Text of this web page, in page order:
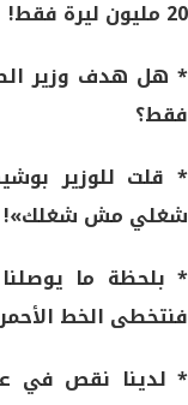
20 مليون ليرة فقط!
* هل هدف وزير
فقط؟
* قلت للوزير
شغلي مش شغلك»!
* بلحظة ما
فنتخطى الخط الأحمر
* لدينا نقص في